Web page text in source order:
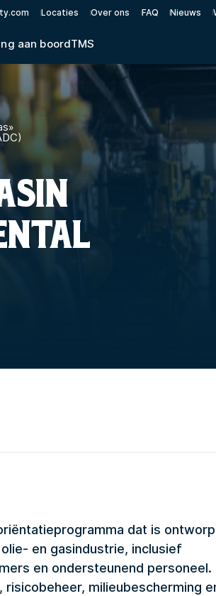
Locaties Over ons FAQ Nieuws
aan boordTMS
»
dat is
en gasindustrie, inclusief
en ondersteunend
milieubescherming